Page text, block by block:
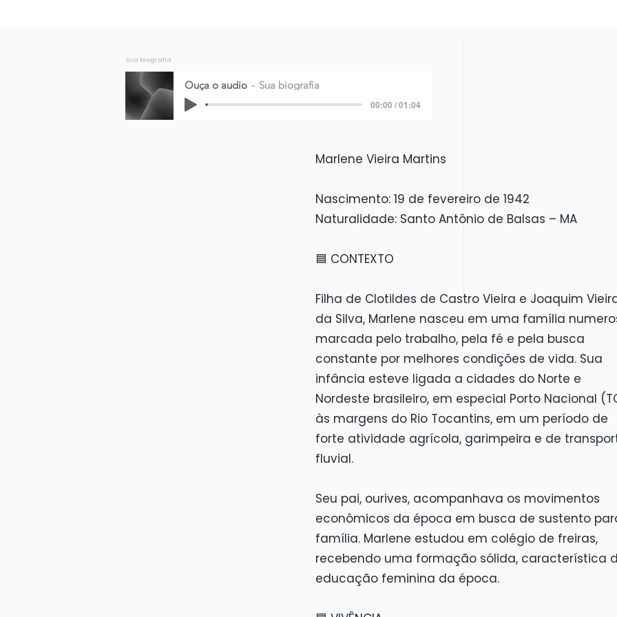
Sua biografia
Ouça o audio Sua biografia
00:00 / 01:04
Marlene Vieira Martins
Nascimento: 19 de fevereiro de 1942
Naturalidade: Santo Antônio de Balsas – MA
🟦 CONTEXTO
Filha de Clotildes de Castro Vieira e Joaquim
da Silva, Marlene nasceu em uma família
marcada pelo trabalho, pela fé e pela busca
constante por melhores condições de vida. Sua
infância esteve ligada a cidades do Norte e
Nordeste brasileiro, em especial Porto Nacional
às margens do Rio Tocantins, em um período de
forte atividade agrícola, garimpeira e de
fluvial.
Seu pai, ourives, acompanhava os movimentos
econômicos da época em busca de sustento
família. Marlene estudou em colégio de freiras,
recebendo uma formação sólida, característica
educação feminina da época.